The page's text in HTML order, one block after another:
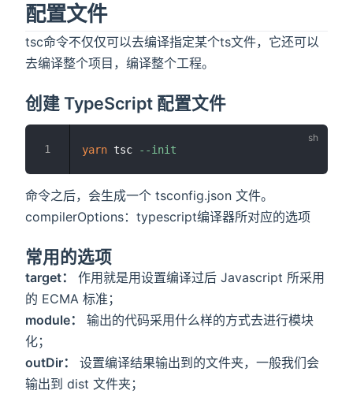
配置文件
tsc命令不仅仅可以去编译指定某个ts文件，它还可以
去编译整个项目，编译整个工程。
创建 TypeScript 配置文件
yarn tsc --init
命令之后，会生成一个 tsconfig.json 文件。
compilerOptions：typescript编译器所对应的选项
常用的选项
target：
作用就是用设置编译过后 Javascript 所采用
的 ECMA 标准；
module：
输出的代码采用什么样的方式去进行模块
化；
outDir：
设置编译结果输出到的文件夹，一般我们会
输出到 dist 文件夹；